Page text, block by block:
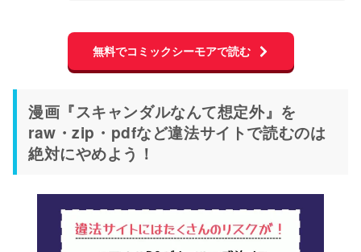
無料でコミックシーモアで読む
漫画『スキャンダルなんて想定外』を
raw・zip・pdfなど違法サイトで読むのは
絶対にやめよう！